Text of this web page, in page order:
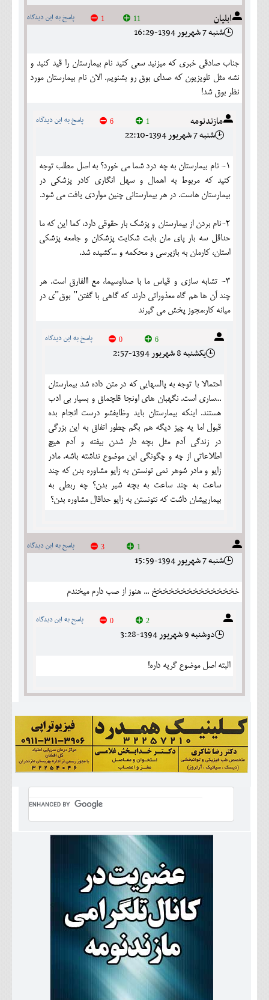
ابلیان پاسخ به این دیدگاه 11
1
شنبه 7 شهريور 1394-16:29
جناب صادقی خبری که میزنید سعی کنید نام بیمارستان را قید کنید و
نشه مثل تلویزیون که صدای بوق رو بشنویم. الان نام بیمارستان مورد
نظر بوق شد!
مازندنومه پاسخ به این دیدگاه 1
6
شنبه 7 شهريور 1394-22:10
1- نام بیمارستان به چه درد شما می خورد؟ به اصل مطلب توجه
کنید که مربوط به اهمال و سهل انگاری کادر پزشکی در
بیمارستان هاست. در هر بیمارستانی چنین مواردی یافت می شود.
2-نام بردن از بیمارستان و پزشک بار حقوقی دارد، کما این که ما
حداقل سه بار پای مان بابت شکایت پزشکان و جامعه پزشکی
استان، کارمان به بازپرسی و محکمه و ...کشیده شد.
3- تشابه سازی و قیاس ما با صداوسیما، مع االفارق است. هر
چند آن ها هم گاه معذوراتی دارند که گاهی با گفتن" بوق"ی در
میانه کار،مجوز پخش می گیرند
پاسخ به این دیدگاه 6
0
يکشنبه 8 شهريور 1394-2:57
احتمالا با توجه به پالسهایی که در متن داده شد بیمارستان
...ساری است. نگهبان های اونجا قلچماق و بسیار بی ادب
هستند. اینکه بیمارستان باید وظایفشو درست انجام بده
قبول اما یه چیز دیگه هم بگم چطور اتفاق به این بزرگی
در زندگی آدم مثل بچه دار شدن بیفته و آدم هیچ
اطلاعاتی از چه و چگونگی این موضوع نداشته باشه. مادر
زایو و مادر شوهر نمی تونستن به زایو مشاوره بدن که چند
ساعت به چند ساعت به بچه شیر بدن؟ چه ربطی به
بیمارییشان داشت که نتونستن به زایو حداقال مشاوره بدن؟
پاسخ به این دیدگاه 1
3
شنبه 7 شهريور 1394-15:59
خخخخخخخخخخخخخخخ ... هنوز از صب دارم ميخندم
پاسخ به این دیدگاه 2
0
دوشنبه 9 شهريور 1394-3:28
البته اصل موضوع گریه داره!